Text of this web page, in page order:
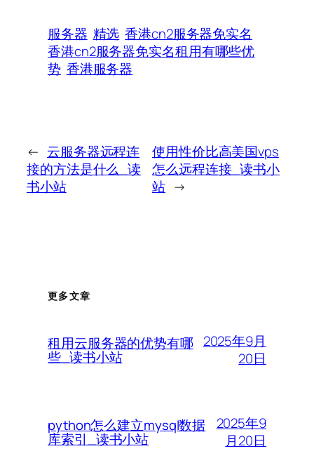
服务器 精选 香港cn2服务器免实名
香港cn2服务器免实名租用有哪些优
势 香港服务器
← 云服务器远程连
接的方法是什么_读
书小站
使用性价比高美国vps
怎么远程连接_读书小
站 →
更多文章
租用云服务器的优势有哪
些_读书小站
2025年9月
20日
python怎么建立mysql数据
库索引_读书小站
2025年9
月20日